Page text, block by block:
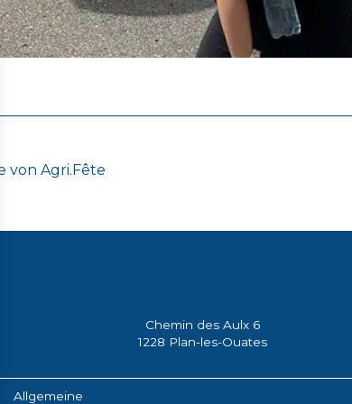
von Agri.Fête
Chemin des Aulx 6
1228 Plan-les-Ouates
Allgemeine